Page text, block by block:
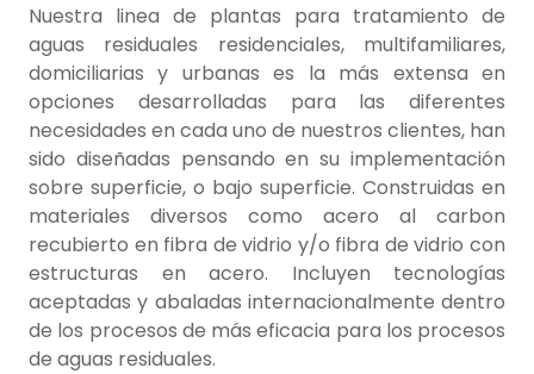
Nuestra linea de plantas para tratamiento de
aguas residuales residenciales, multifamiliares,
domiciliarias y urbanas es la más extensa en
opciones desarrolladas para las diferentes
necesidades en cada uno de nuestros clientes, han
sido diseñadas pensando en su implementación
sobre superficie, o bajo superficie. Construidas en
materiales diversos como acero al carbon
recubierto en fibra de vidrio y/o fibra de vidrio con
estructuras en acero. Incluyen tecnologías
aceptadas y abaladas internacionalmente dentro
de los procesos de más eficacia para los procesos
de aguas residuales.